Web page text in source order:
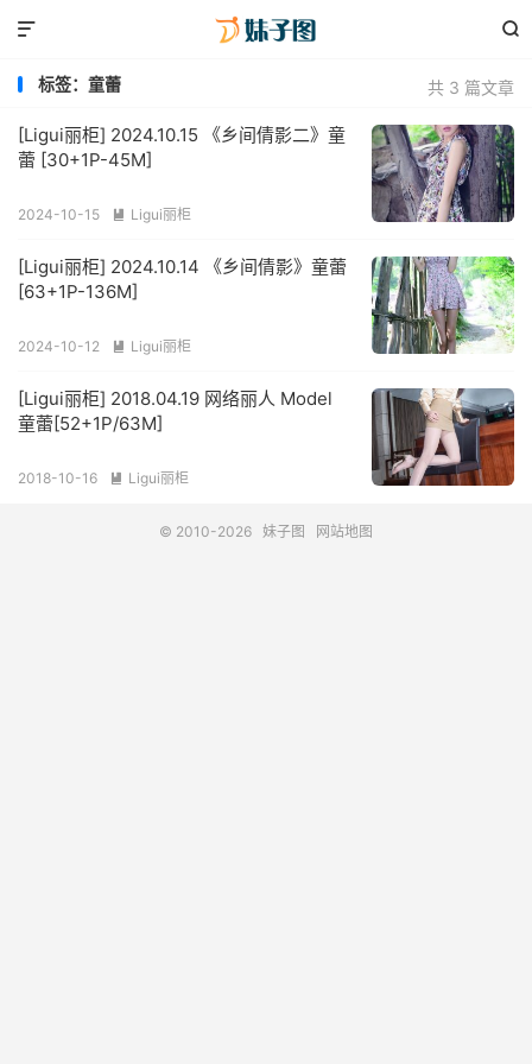


共 3 篇文章
标签：童蕾
[Ligui丽柜] 2024.10.15 《乡间倩影二》童
蕾 [30+1P-45M]
2024-10-15  Ligui丽柜
[Ligui丽柜] 2024.10.14 《乡间倩影》童蕾
[63+1P-136M]
2024-10-12  Ligui丽柜
[Ligui丽柜] 2018.04.19 网络丽人 Model
童蕾[52+1P/63M]
2018-10-16  Ligui丽柜
© 2010-2026 妹子图 网站地图